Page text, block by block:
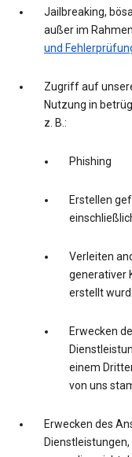
Jailbreaking,
außer im
und
Zugriff auf
Nutzung in
z. B.:
Phishing
Erstellen
Verleiten
generativer
erstellt
Erwecken
einem
von uns
Erwecken des